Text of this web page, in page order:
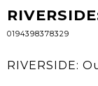
0194398378329
RIVERSIDE: